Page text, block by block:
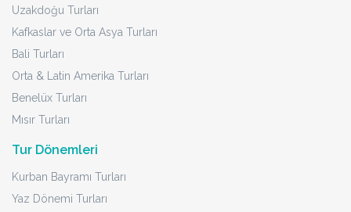
Uzakdoğu Turları
Kafkaslar ve Orta Asya Turları
Bali Turları
Orta & Latin Amerika Turları
Benelüx Turları
Mısır Turları
Tur Dönemleri
Kurban Bayramı Turları
Yaz Dönemi Turları